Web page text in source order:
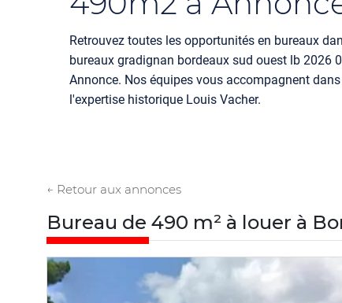
Retrouvez toutes les opportunités en bureaux
bureaux gradignan bordeaux sud ouest lb 2026
Annonce. Nos équipes vous accompagnent
l'expertise historique Louis Vacher.
← Retour aux annonces
Bureau de 490 m² à louer à